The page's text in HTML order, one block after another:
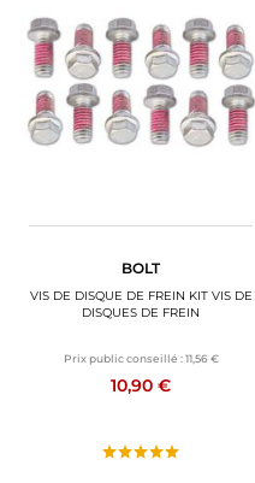
BAGAGERIE
PNEUS MOTO
BONS PLANS
MARQUES
CONSEILS
BOLT
VIS DE DISQUE DE FREIN KIT VIS DE
DISQUES DE FREIN
Prix public conseillé : 11,56 €
10,90 €